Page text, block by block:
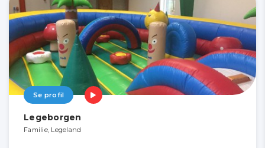
Se profil
Legeborgen
Familie, Legeland